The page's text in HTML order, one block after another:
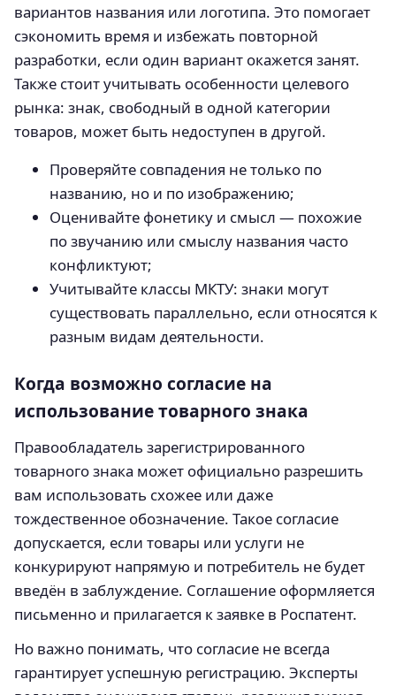
вариантов названия или логотипа. Это помогает
сэкономить время и избежать повторной
разработки, если один вариант окажется занят.
Также стоит учитывать особенности целевого
рынка: знак, свободный в одной категории
товаров, может быть недоступен в другой.
Проверяйте совпадения не только по
названию, но и по изображению;
Оценивайте фонетику и смысл — похожие
по звучанию или смыслу названия часто
конфликтуют;
Учитывайте классы МКТУ: знаки могут
существовать параллельно, если относятся к
разным видам деятельности.
Когда возможно согласие на
использование товарного знака
Правообладатель зарегистрированного
товарного знака может официально разрешить
вам использовать схожее или даже
тождественное обозначение. Такое согласие
допускается, если товары или услуги не
конкурируют напрямую и потребитель не будет
введён в заблуждение. Соглашение оформляется
письменно и прилагается к заявке в Роспатент.
Но важно понимать, что согласие не всегда
гарантирует успешную регистрацию. Эксперты